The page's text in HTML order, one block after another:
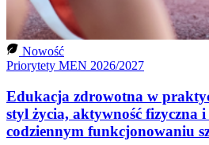
Nowość
Priorytety MEN 2026/2027
Edukacja zdrowotna w
styl życia, aktywność fizyczna i
codziennym funkcjonowaniu